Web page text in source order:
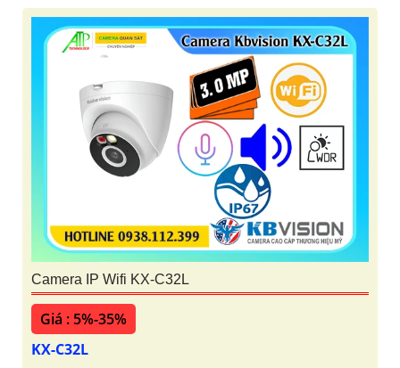
Camera IP Wifi KX-C32L
Giá : 5%-35%
KX-C32L